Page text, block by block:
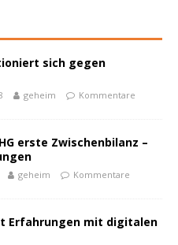
sich gegen
geheim
Kommentare
erste Zwischenbilanz –
geheim
Kommentare
Erfahrungen mit digitalen